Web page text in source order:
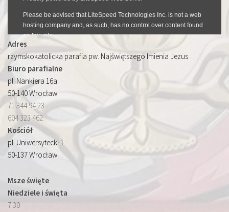
Adres
rzymskokatolicka parafia pw. Najświętszego Imienia Jezus
Biuro parafialne
pl. Nankiera 16a
50-140 Wrocław
71 344 94 23
604 323 462
Kościół
pl. Uniwersytecki 1
50-137 Wrocław
Msze święte
Niedziele i święta
7:30